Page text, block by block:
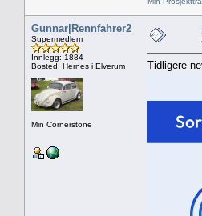
Gunnar|Rennfahrer2
Supermedlem
Innlegg: 1884
Bosted: Hernes i Elverum
Min Cornerstone
Tidligere